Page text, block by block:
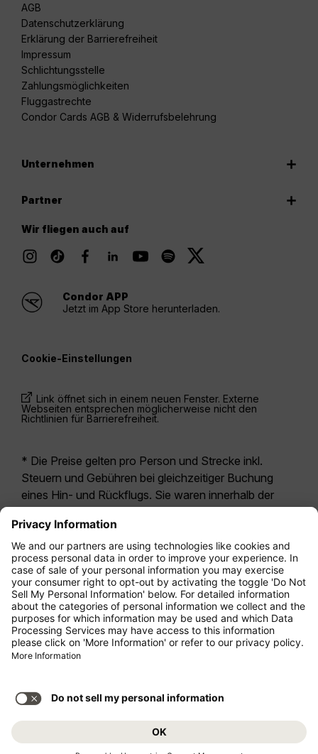
AGB
Datenschutzerklärung
Erklärung der Barrierefreiheit
Impressum
Schlichtungsstelle
Zahlungsmöglichkeiten
Fluggastrechte
Condor Cards AGB & Widerrufsbelehrung
Unternehmen
Partner
Wir fliegen auch auf
Condor APP
Jetzt im App Store herunterladen.
Cookie-Einstellungen
Link öffnet sich in einem neuen Fenster. Externe
Webseiten entsprechen möglicherweise nicht den
Richtlinien für Barrierefreiheit.
* Die Preise gelten pro Person und Strecke inkl.
Steuern und Gebühren bei gleichzeitiger Buchung
eines Hin- und Rückflugs. Sie waren innerhalb der
möglicherweise nicht mehr aktuell. Bei den für die
Economy Class angegebenen Tarifen handelt es
sich i.d.R. um Economy Zero, unsere restriktivste
Tarifoption. Es können hierfür zusätzliche Gebühren
fürAufgabegepäck oder für andere optionale
Leistungen anfallen. Es gelten dieAllgemeinen
Geschäftsbedingungen .